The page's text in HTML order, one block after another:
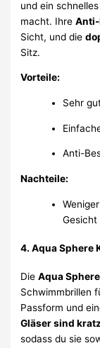
und ein
macht. Ihre
Sicht, und die
Sitz.
Vorteile:
Sehr
Anti-
Nachteile:
Gesicht
4.Aqua Sphere
DieAqua
Schwimmbrillen
Passform und
Gläser sind
sodass du sie